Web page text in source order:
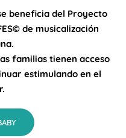
beneficia del Proyecto
de musicalización
familias tienen acceso
estimulando en el